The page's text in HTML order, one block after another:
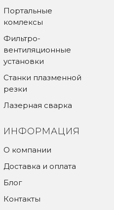
Портальные
комлексы
Фильтро-
вентиляционные
установки
Станки плазменной
резки
Лазерная сварка
ИНФОРМАЦИЯ
О компании
Доставка и оплата
Блог
Контакты